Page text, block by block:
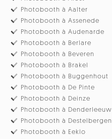
Photobooth à Aalter
Photobooth à Assenede
Photobooth à Audenarde
Photobooth à Berlare
Photobooth à Beveren
Photobooth à Brakel
Photobooth à Buggenhout
Photobooth à De Pinte
Photobooth à Deinze
Photobooth à Denderleeuw
Photobooth à Destelbergen
Photobooth à Eeklo